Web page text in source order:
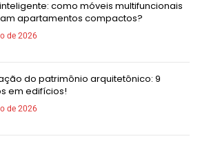
como móveis multifuncionais
apartamentos compactos?
de 2026
do patrimônio arquitetônico: 9
em edifícios!
de 2026